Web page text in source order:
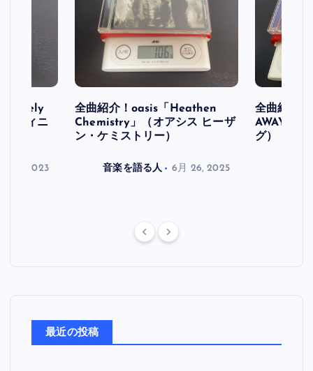
ジ
送
り
フィニ
30, 2023
全曲紹介！oasis「Heathen
Chemistry」（オアシス ヒーザ
ン・ケミストリー）
音楽を語る人 6月 26, 2025
全曲紹介
AWAY」
グ）
最近の投稿